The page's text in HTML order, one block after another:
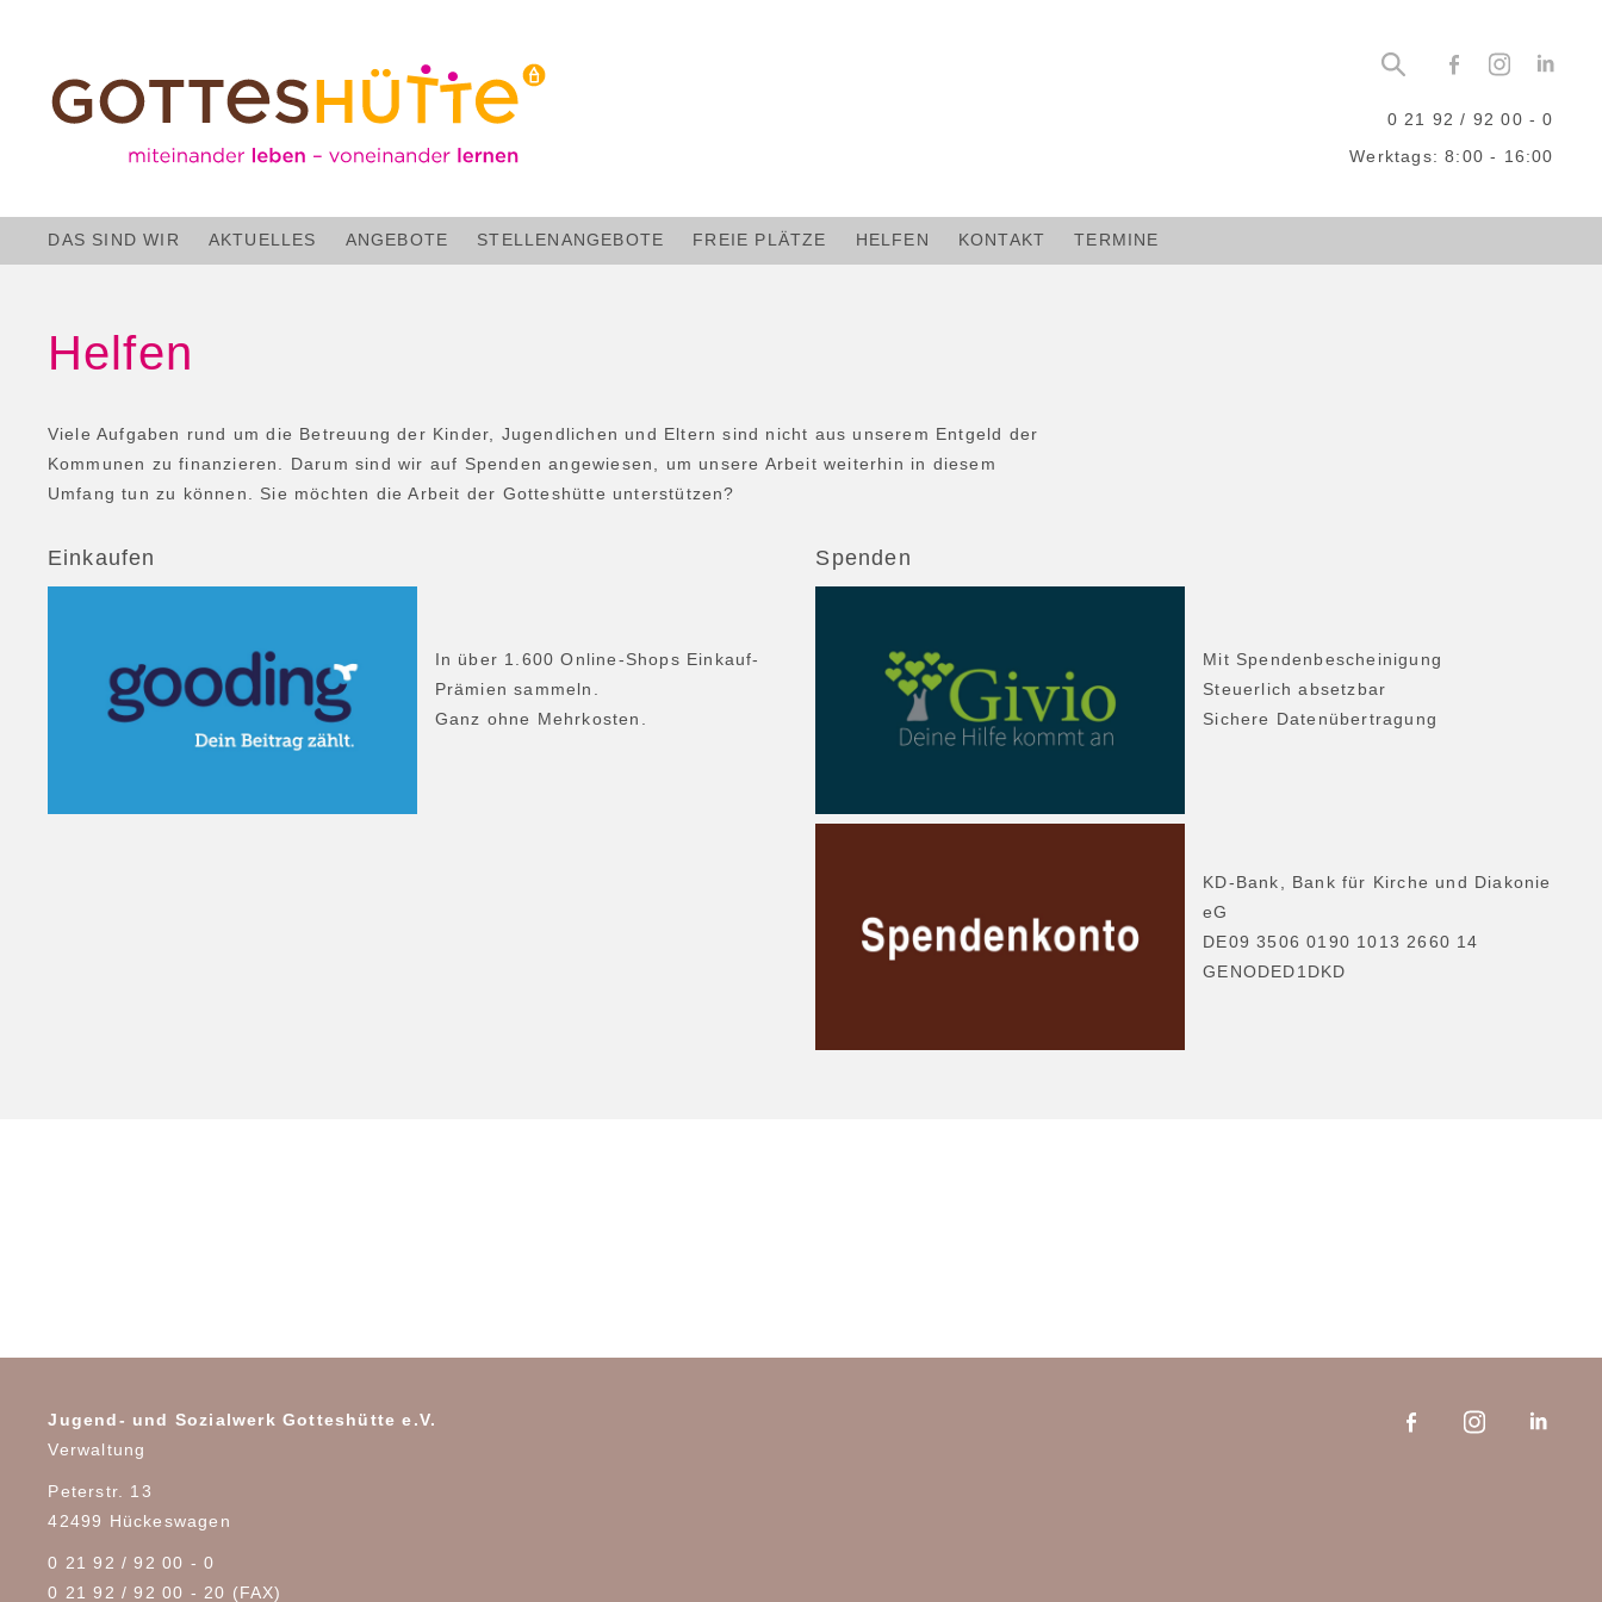
0 21 92 / 92 00 - 0
Werktags: 8:00 - 16:00
DAS SIND WIR AKTUELLES ANGEBOTE STELLENANGEBOTE FREIE PLÄTZE HELFEN KONTAKT TERMINE
Helfen
Viele Aufgaben rund um die Betreuung der Kinder, Jugendlichen und Eltern sind nicht aus unserem Entgeld der
Kommunen zu finanzieren. Darum sind wir auf Spenden angewiesen, um unsere Arbeit weiterhin in diesem
Umfang tun zu können. Sie möchten die Arbeit der Gotteshütte unterstützen?
Einkaufen
In über 1.600 Online-Shops Einkauf-
Prämien sammeln.
Ganz ohne Mehrkosten.
Spenden
Mit Spendenbescheinigung
Steuerlich absetzbar
Sichere Datenübertragung
KD-Bank, Bank für Kirche und Diakonie
eG
DE09 3506 0190 1013 2660 14
GENODED1DKD
Jugend- und Sozialwerk Gotteshütte e.V.
Verwaltung
Peterstr. 13
42499 Hückeswagen
0 21 92 / 92 00 - 0
0 21 92 / 92 00 - 20 (FAX)